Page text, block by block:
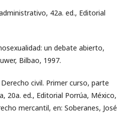
42a. ed., Editorial
un debate abierto,
Bilbao, 1997.
civil. Primer curso, parte
20a. ed., Editorial Porrúa, México,
mercantil, en: Soberanes, José